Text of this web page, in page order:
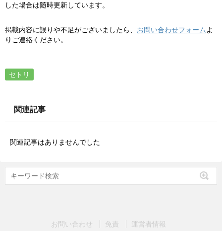
した場合は随時更新しています。
掲載内容に誤りや不足がございましたら、 お問い合わせフォームよ
りご連絡ください。
セトリ
関連記事
関連記事はありませんでした
お問い合わせ 免責 運営者情報